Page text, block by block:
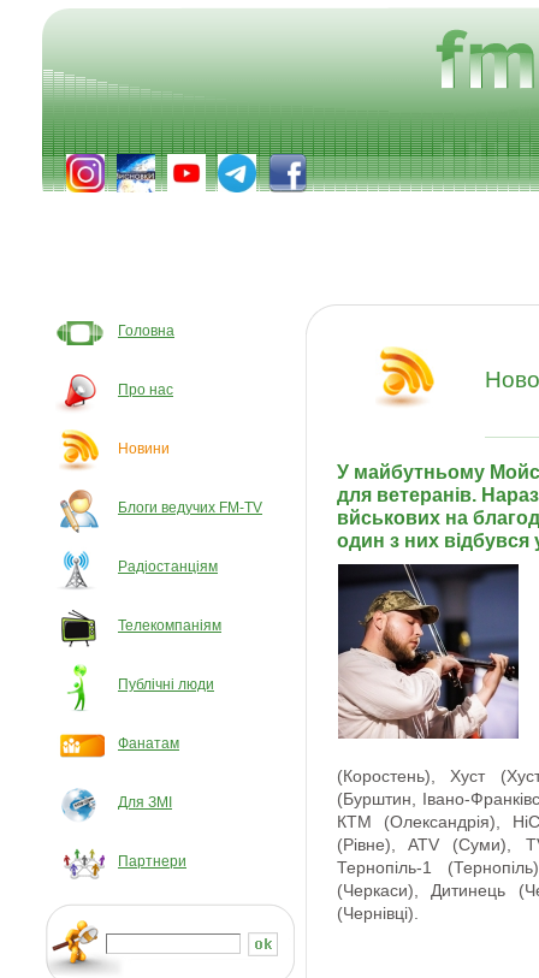
Головна
Про нас
Новини
Блоги ведучих FM-TV
Радіостанціям
Телекомпаніям
Публічні люди
Фанатам
Для ЗМІ
Партнери
У майбутньому
для ветеранів.
вйськових на
один з них
(Коростень), Хуст
(Бурштин, Івано-
КТМ (Олександрія),
(Рівне), ATV (Суми),
Тернопіль-1
(Черкаси), Дитинець
(Чернівці).